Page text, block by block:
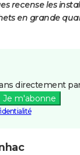
recense les
en grande
directement
Je m'abonne